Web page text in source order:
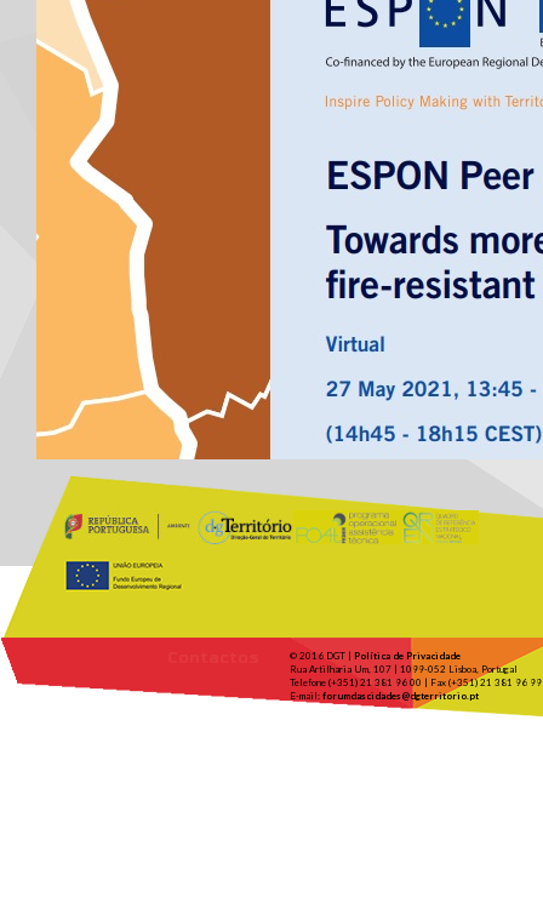
© 2016 DGT | Política de Privacidade
Rua Artilharia Um, 107 | 1099-052 Lisboa, Portugal
Telefone (+351) 21 381 96 00 | Fax (+351) 21 381 96 99
E-mail: forumdascidades@dgterritorio.pt